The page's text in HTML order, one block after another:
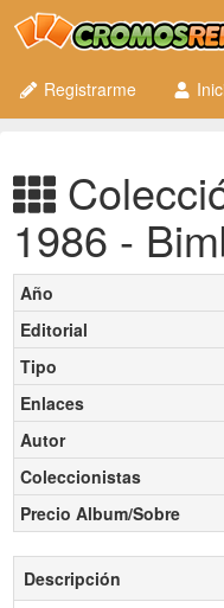
Registrarme
1986 -
Año
Editorial
Tipo
Enlaces
Autor
Coleccionistas
Precio Album/Sobre
Descripción